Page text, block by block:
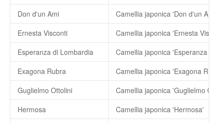
Don d'un Ami
Camellia japonica 'Don d'un Ami'
Ernesta Visconti
Camellia japonica 'Ernesta
Esperanza di Lombardia
Exagona Rubra
Camellia japonica 'Exagona
Guglielmo Ottolini
Camellia japonica 'Guglielmo
Hermosa
Camellia japonica 'Hermosa'